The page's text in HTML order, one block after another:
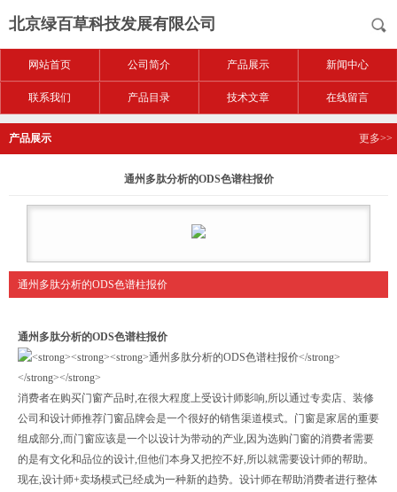
北京绿百草科技发展有限公司
网站首页 公司简介 产品展示 新闻中心
联系我们 产品目录 技术文章 在线留言
产品展示 更多>>
通州多肽分析的ODS色谱柱报价
通州多肽分析的ODS色谱柱报价
通州多肽分析的ODS色谱柱报价
消费者在购买门窗产品时,在很大程度上受设计师影响,所以通过专卖店、装修
公司和设计师推荐门窗品牌会是一个很好的销售渠道模式。门窗是家居的重要
组成部分,而门窗应该是一个以设计为带动的产业,因为选购门窗的消费者需要
的是有文化和品位的设计,但他们本身又把控不好,所以就需要设计师的帮助。
现在,设计师+卖场模式已经成为一种新的趋势。设计师在帮助消费者进行整体